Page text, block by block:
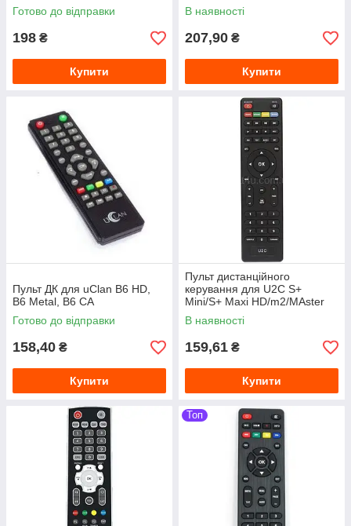
Готово до відправки
198 ₴
Купити
В наявності
207,90 ₴
Купити
Пульт ДК для uClan B6 HD,
B6 Metal, B6 CA
Готово до відправки
158,40 ₴
Купити
Пульт дистанційного
керування для U2C S+
Mini/S+ Maxi HD/m2/MAster
В наявності
159,61 ₴
Купити
Топ